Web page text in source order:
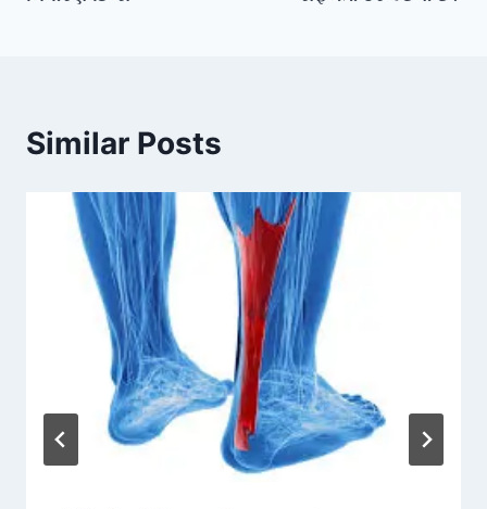
Similar Posts